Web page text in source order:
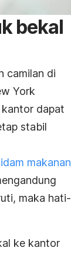
bekal
camilan di
York
dapat
stabil
makanan
maka hati-
ke kantor